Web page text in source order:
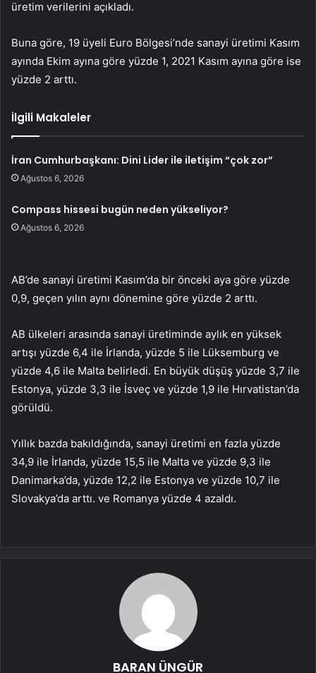
üretim verilerini açıkladı.
Buna göre, 19 üyeli Euro Bölgesi’nde sanayi üretimi Kasım
ayında Ekim ayına göre yüzde 1, 2021 Kasım ayına göre ise
yüzde 2 arttı.
İlgili Makaleler
İran Cumhurbaşkanı: Dini Lider ile iletişim “çok zor”
Ağustos 6, 2026
Compass hissesi bugün neden yükseliyor?
Ağustos 6, 2026
AB’de sanayi üretimi Kasım’da bir önceki aya göre yüzde
0,9, geçen yılın aynı dönemine göre yüzde 2 arttı.
AB ülkeleri arasında sanayi üretiminde aylık en yüksek
artışı yüzde 6,4 ile İrlanda, yüzde 5 ile Lüksemburg ve
yüzde 4,6 ile Malta belirledi. En büyük düşüş yüzde 3,7 ile
Estonya, yüzde 3,3 ile İsveç ve yüzde 1,9 ile Hırvatistan’da
görüldü.
Yıllık bazda bakıldığında, sanayi üretimi en fazla yüzde
34,9 ile İrlanda, yüzde 15,5 ile Malta ve yüzde 9,3 ile
Danimarka’da, yüzde 12,2 ile Estonya ve yüzde 10,7 ile
Slovakya’da arttı. ve Romanya yüzde 4 azaldı.
BARAN ÜNGÜR